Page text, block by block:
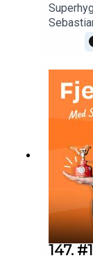
prater
https://
inn
10/8/
147.